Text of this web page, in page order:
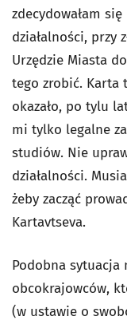
zdecydowałam
działalności, przy
Urzędzie Miasta
tego zrobić. Karta
okazało, po tylu
mi tylko legalne
studiów. Nie
działalności.
żeby zacząć
Kartavtseva.
Podobna sytuacja
obcokrajowców,
(w ustawie o